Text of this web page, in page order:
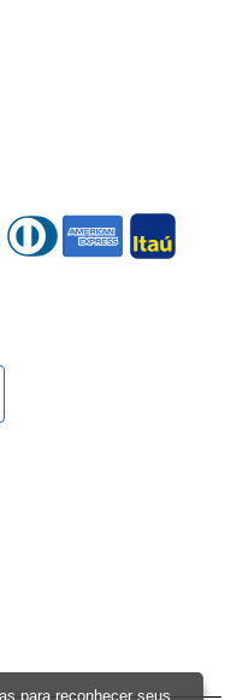
diners american itau
para reconhecer seus